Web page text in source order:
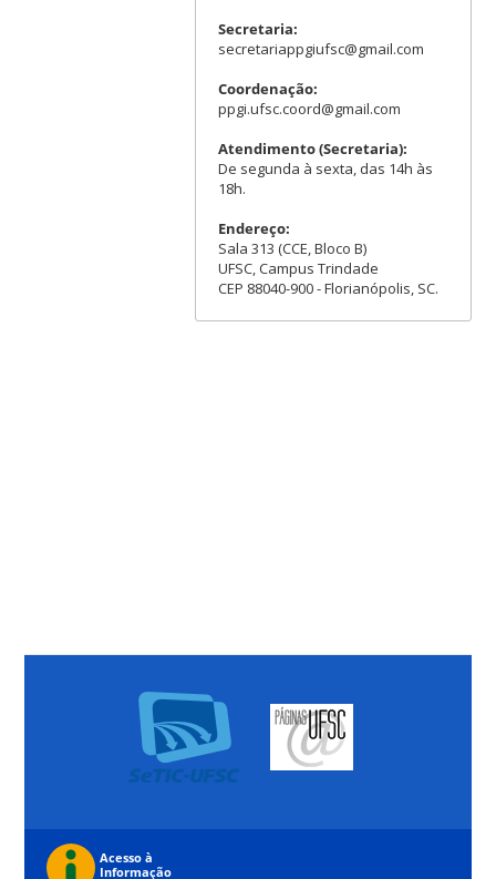
Secretaria:
secretariappgiufsc@gmail.com
Coordenação:
ppgi.ufsc.coord@gmail.com
Atendimento (Secretaria):
De segunda à sexta, das 14h às
18h.
Endereço:
Sala 313 (CCE, Bloco B)
UFSC, Campus Trindade
CEP 88040-900 - Florianópolis, SC.